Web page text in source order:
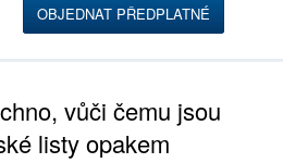
OBJEDNAT PŘEDPLATNÉ
vůči čemu jsou
listy opakem